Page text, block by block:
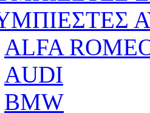
ALFA
AUDI
BMW